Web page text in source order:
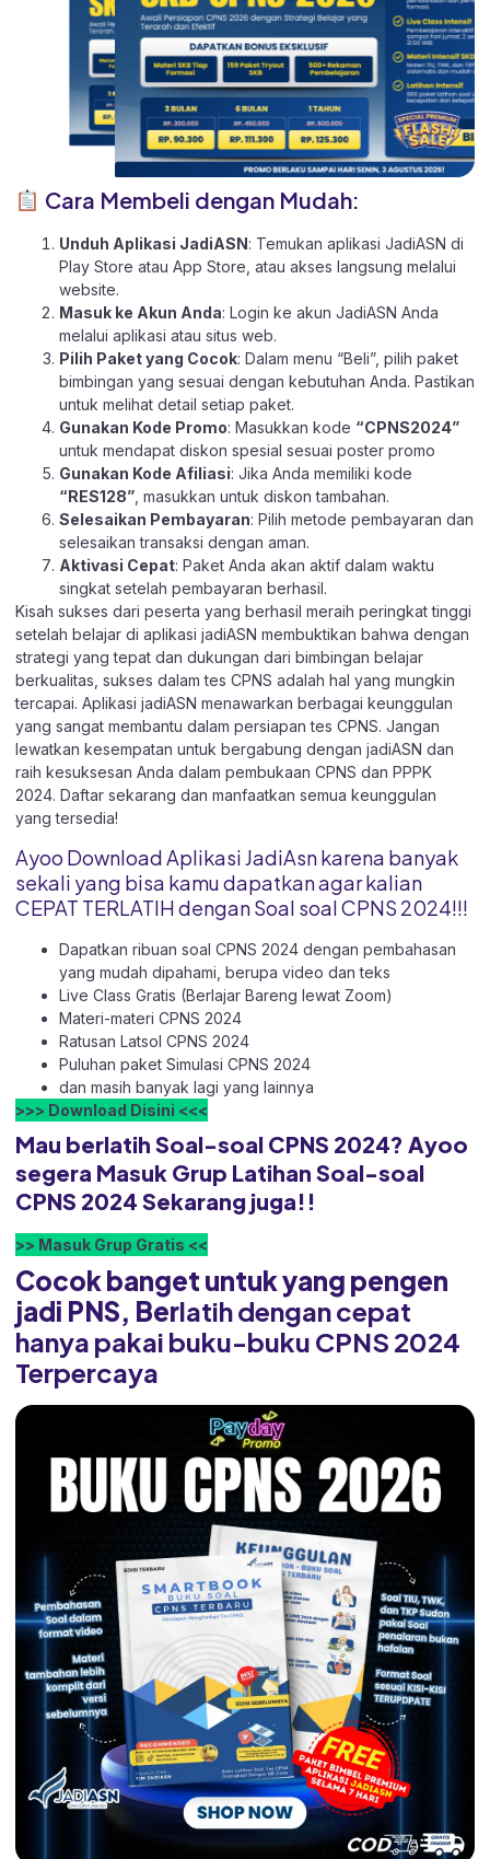
Cara Membeli dengan Mudah:
Unduh Aplikasi JadiASN: Temukan aplikasi JadiASN di
Play Store atau App Store , atau akses langsung melalui
website.
Masuk ke Akun Anda: Login ke akun JadiASN Anda
melalui aplikasi atau situs web.
Pilih Paket yang Cocok: Dalam menu “Beli”, pilih paket
bimbingan yang sesuai dengan kebutuhan Anda. Pastikan
untuk melihat detail setiap paket.
Gunakan Kode Promo: Masukkan kode “CPNS2024”
untuk mendapat diskon spesial sesuai poster promo
Gunakan Kode Afiliasi: Jika Anda memiliki kode
“RES128” , masukkan untuk diskon tambahan.
Selesaikan Pembayaran: Pilih metode pembayaran dan
selesaikan transaksi dengan aman.
Aktivasi Cepat: Paket Anda akan aktif dalam waktu
singkat setelah pembayaran berhasil.
Kisah sukses dari peserta yang berhasil meraih peringkat tinggi
setelah belajar di aplikasi jadiASN membuktikan bahwa dengan
strategi yang tepat dan dukungan dari bimbingan belajar
berkualitas, sukses dalam tes CPNS adalah hal yang mungkin
tercapai. Aplikasi jadiASN menawarkan berbagai keunggulan
yang sangat membantu dalam persiapan tes CPNS. Jangan
lewatkan kesempatan untuk bergabung dengan jadiASN dan
raih kesuksesan Anda dalam pembukaan CPNS dan PPPK
2024. Daftar sekarang dan manfaatkan semua keunggulan
yang tersedia!
Ayoo Download Aplikasi JadiAsn karena banyak
sekali yang bisa kamu dapatkan agar kalian
CEPAT TERLATIH dengan Soal soal CPNS 2024!!!
Dapatkan ribuan soal CPNS 2024 dengan pembahasan
yang mudah dipahami, berupa video dan teks
Live Class Gratis (Berlajar Bareng lewat Zoom)
Materi-materi CPNS 2024
Ratusan Latsol CPNS 2024
Puluhan paket Simulasi CPNS 2024
dan masih banyak lagi yang lainnya
>>> Download Disini <<<
Mau berlatih Soal-soal CPNS 2024? Ayoo
segera Masuk Grup Latihan Soal-soal
CPNS 2024 Sekarang juga!!
>> Masuk Grup Gratis <<
Cocok banget untuk yang pengen
jadi PNS, Berlatih dengan cepat
hanya pakai buku-buku CPNS 2024
Terpercaya